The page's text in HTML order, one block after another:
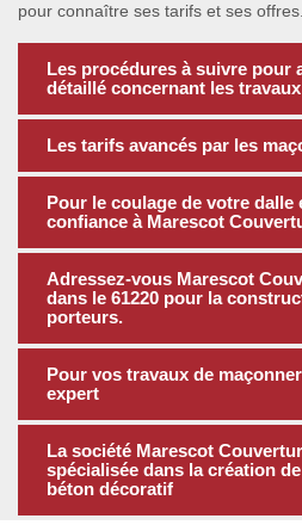
pour connaître ses tarifs et ses offres.
Les procédures à suivre pour
détaillé concernant les
Les tarifs avancés par les
Pour le coulage de votre dalle
confiance à Marescot
Adressez-vous Marescot
dans le 61220 pour la
porteurs.
Pour vos travaux de
expert
La société Marescot
spécialisée dans la création
béton décoratif